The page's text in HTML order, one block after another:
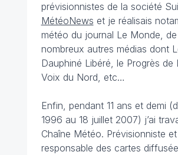
prévisionnistes de la société
MétéoNews et je réalisais
météo du journal Le Monde,
nombreux autres médias dont
Dauphiné Libéré, le Progrès de
Voix du Nord, etc…
Enfin, pendant 11 ans et demi
1996 au 18 juillet 2007) j’ai
Chaîne Météo. Prévisionniste
responsable des cartes